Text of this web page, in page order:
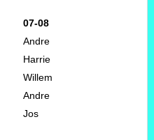
07-08
Andre
Harrie
Willem
Andre
Jos